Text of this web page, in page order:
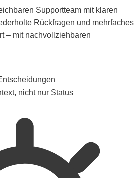
Supportteam mit klaren
Rückfragen und mehrfaches
– mit nachvollziehbaren
nicht nur Status